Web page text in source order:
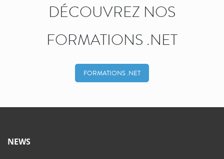
DÉCOUVREZ NOS
FORMATIONS .NET
FORMATIONS .NET
NEWS